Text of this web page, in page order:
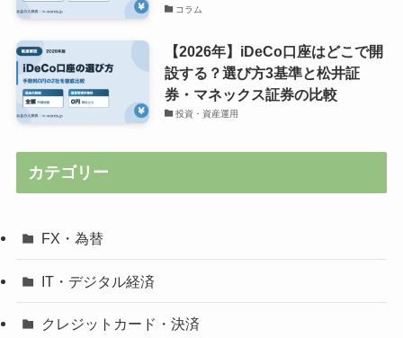
コラム
【2026年】iDeCo口座はどこで開
設する？選び方3基準と松井証
券・マネックス証券の比較
投資・資産運用
カテゴリー
FX・為替
IT・デジタル経済
クレジットカード・決済